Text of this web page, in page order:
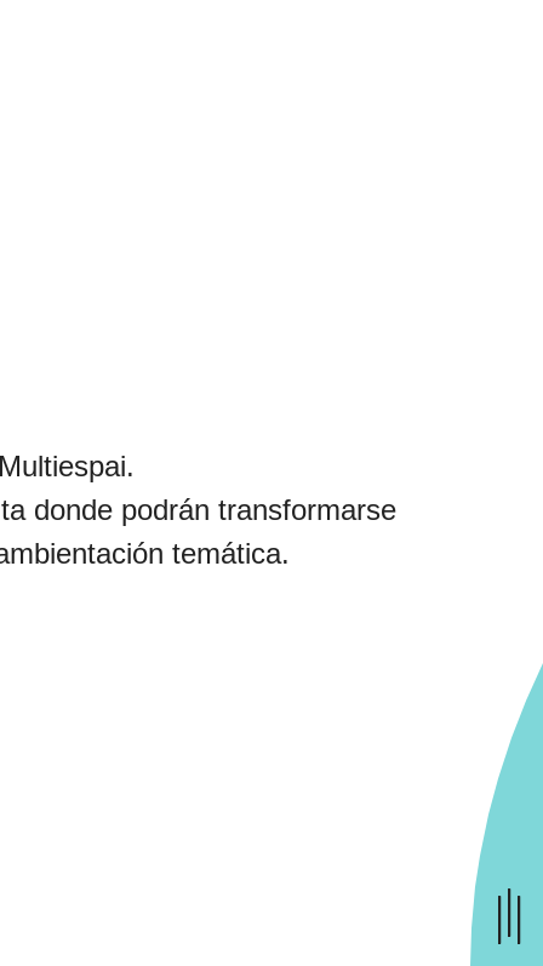
donde podrán transformarse
temática.